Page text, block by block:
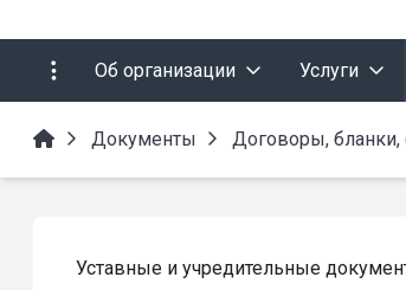
Об организации Услуги
Документы Договоры,
Уставные и учредительные